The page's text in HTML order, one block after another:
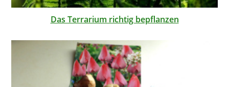
Das Terrarium richtig bepflanzen